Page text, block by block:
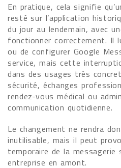
En pratique, cela signifie
resté sur l’application
du jour au lendemain, avec
fonctionner correctement. Il
ou de configurer Google
service, mais cette
dans des usages très
sécurité, échanges
rendez-vous médical ou
communication quotidienne.
Le changement ne rendra
inutilisable, mais il peut
temporaire de la messagerie
entreprise en amont.